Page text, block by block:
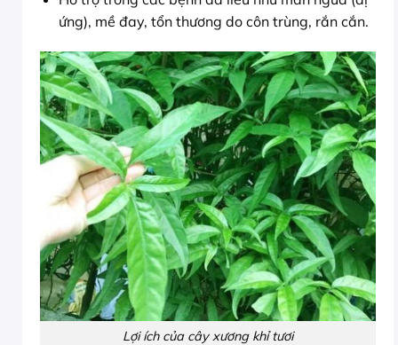
ứng), mề đay, tổn thương do côn trùng, rắn cắn.
Lợi ích của cây xương khỉ tươi